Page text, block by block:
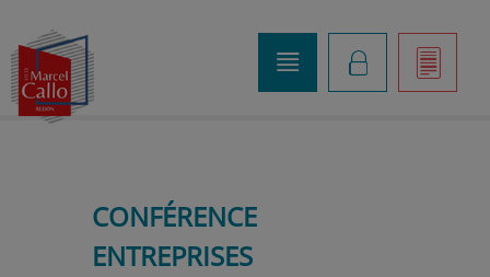
]
K
o
CONFÉRENCE
ENTREPRISES